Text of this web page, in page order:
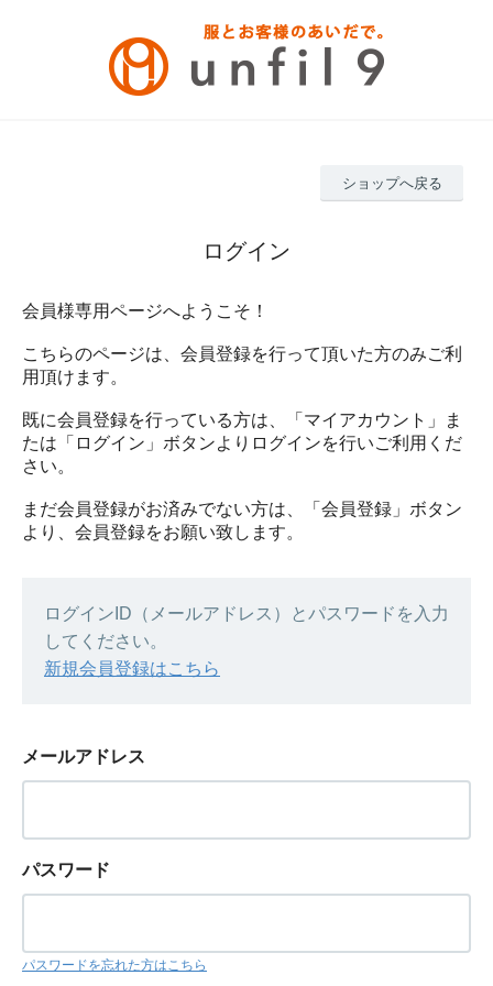
ショップへ戻る
ログイン
会員様専用ページへようこそ！
こちらのページは、会員登録を行って頂いた方のみご利
用頂けます。
既に会員登録を行っている方は、「マイアカウント」ま
たは「ログイン」ボタンよりログインを行いご利用くだ
さい。
まだ会員登録がお済みでない方は、「会員登録」ボタン
より、会員登録をお願い致します。
ログインID（メールアドレス）とパスワードを入力
してください。
新規会員登録はこちら
メールアドレス
パスワード
パスワードを忘れた方はこちら